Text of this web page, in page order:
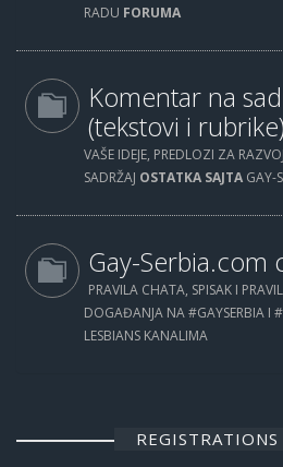
RADU FORUMA
Komentar na
(tekstovi i rubrike)
VAŠE IDEJE, PREDLOZI ZA
SADRŽAJ OSTATKA SAJTA GAY-
Gay-Serbia.com
PRAVILA CHATA, SPISAK I
DOGAĐANJA NA #GAYSERBIA I
LESBIANS KANALIMA
REGISTRATIONS